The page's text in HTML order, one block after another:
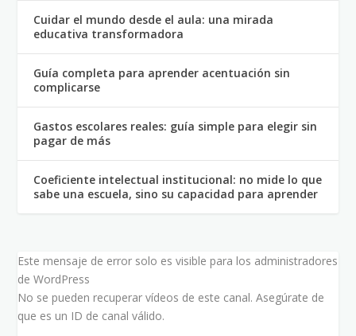
Cuidar el mundo desde el aula: una mirada
educativa transformadora
Guía completa para aprender acentuación sin
complicarse
Gastos escolares reales: guía simple para elegir sin
pagar de más
Coeficiente intelectual institucional: no mide lo que
sabe una escuela, sino su capacidad para aprender
Este mensaje de error solo es visible para los administradores
de WordPress
No se pueden recuperar vídeos de este canal. Asegúrate de
que es un ID de canal válido.